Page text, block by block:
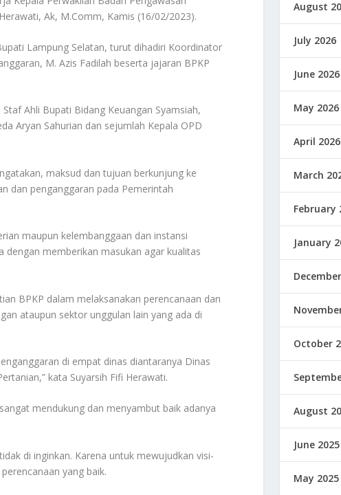
Ak, M.Comm, Kamis (16/02/2023).
Lampung Selatan, turut dihadiri Koordinator
M. Azis Fadilah beserta jajaran BPKP
Ahli Bupati Bidang Keuangan Syamsiah,
Aryan Sahurian dan sejumlah Kepala OPD
maksud dan tujuan berkunjung ke
dan penganggaran pada Pemerintah
maupun kelembanggaan dan instansi
dengan memberikan masukan agar kualitas
BPKP dalam melaksanakan perencanaan dan
ataupun sektor unggulan lain yang ada di
di empat dinas diantaranya Dinas
kata Suyarsih Fifi Herawati.
mendukung dan menyambut baik adanya
di inginkan. Karena untuk mewujudkan visi-
yang baik.
August
July 2026
June 2026
May 2026
April 2026
March
February
January
October
August
June 2025
May 2025